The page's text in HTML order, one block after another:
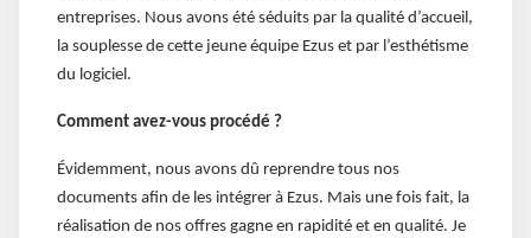
entreprises. Nous avons été séduits par la qualité d’accueil,
la souplesse de cette jeune équipe Ezus et par l’esthétisme
du logiciel.
Comment avez-vous procédé ?
Évidemment, nous avons dû reprendre tous nos
documents afin de les intégrer à Ezus. Mais une fois fait, la
réalisation de nos offres gagne en rapidité et en qualité. Je